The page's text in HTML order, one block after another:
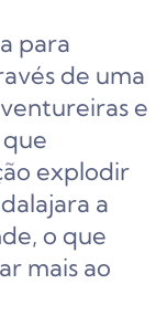
para
de uma
e
explodir
a
o que
mais ao